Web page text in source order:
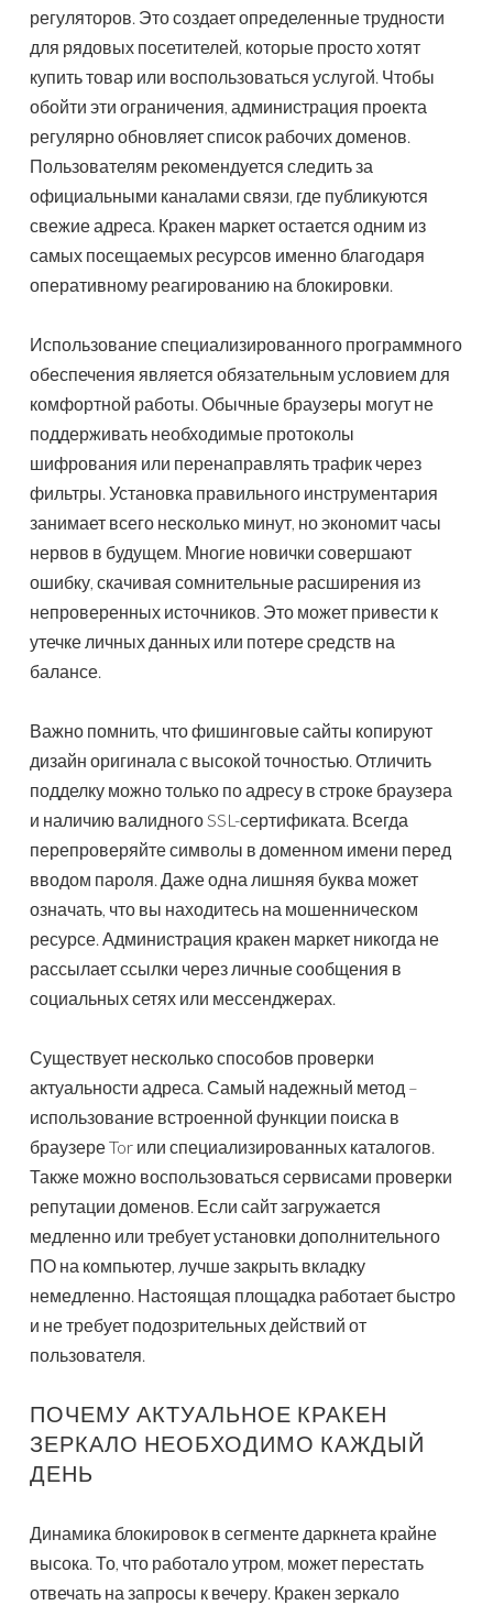
регуляторов. Это создает определенные трудности
для рядовых посетителей, которые просто хотят
купить товар или воспользоваться услугой. Чтобы
обойти эти ограничения, администрация проекта
регулярно обновляет список рабочих доменов.
Пользователям рекомендуется следить за
официальными каналами связи, где публикуются
свежие адреса. Кракен маркет остается одним из
самых посещаемых ресурсов именно благодаря
оперативному реагированию на блокировки.
Использование специализированного программного
обеспечения является обязательным условием для
комфортной работы. Обычные браузеры могут не
поддерживать необходимые протоколы
шифрования или перенаправлять трафик через
фильтры. Установка правильного инструментария
занимает всего несколько минут, но экономит часы
нервов в будущем. Многие новички совершают
ошибку, скачивая сомнительные расширения из
непроверенных источников. Это может привести к
утечке личных данных или потере средств на
балансе.
Важно помнить, что фишинговые сайты копируют
дизайн оригинала с высокой точностью. Отличить
подделку можно только по адресу в строке браузера
и наличию валидного SSL-сертификата. Всегда
перепроверяйте символы в доменном имени перед
вводом пароля. Даже одна лишняя буква может
означать, что вы находитесь на мошенническом
ресурсе. Администрация кракен маркет никогда не
рассылает ссылки через личные сообщения в
социальных сетях или мессенджерах.
Существует несколько способов проверки
актуальности адреса. Самый надежный метод –
использование встроенной функции поиска в
браузере Tor или специализированных каталогов.
Также можно воспользоваться сервисами проверки
репутации доменов. Если сайт загружается
медленно или требует установки дополнительного
ПО на компьютер, лучше закрыть вкладку
немедленно. Настоящая площадка работает быстро
и не требует подозрительных действий от
пользователя.
ПОЧЕМУ АКТУАЛЬНОЕ КРАКЕН
ЗЕРКАЛО НЕОБХОДИМО КАЖДЫЙ
ДЕНЬ
Динамика блокировок в сегменте даркнета крайне
высока. То, что работало утром, может перестать
отвечать на запросы к вечеру. Кракен зеркало